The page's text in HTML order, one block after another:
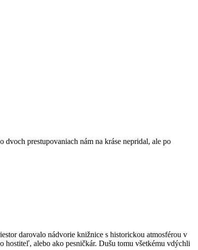
prestupovaniach nám na kráse nepridal, ale po
darovalo nádvorie knižnice s historickou atmosférou v
hostiteľ, alebo ako pesničkár. Dušu tomu všetkému vdýchli